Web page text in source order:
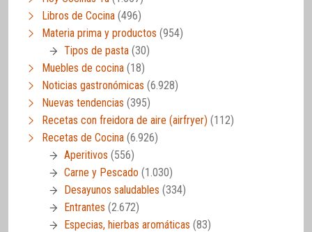
Libros de Cocina (496)
Materia prima y productos (954)
Tipos de pasta (30)
Muebles de cocina (18)
Noticias gastronómicas (6.928)
Nuevas tendencias (395)
Recetas con freidora de aire (airfryer) (112)
Recetas de Cocina (6.926)
Aperitivos (556)
Carne y Pescado (1.030)
Desayunos saludables (334)
Entrantes (2.672)
Especias, hierbas aromáticas (83)